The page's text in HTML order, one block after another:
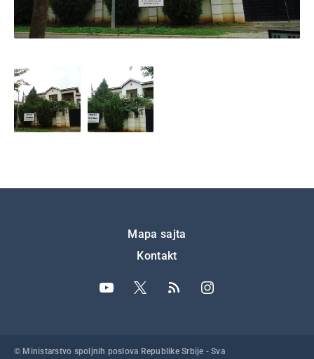
Mapa sajta
Kontakt
© Ministarstvo spoljnih poslova Republike Srbije - Sva